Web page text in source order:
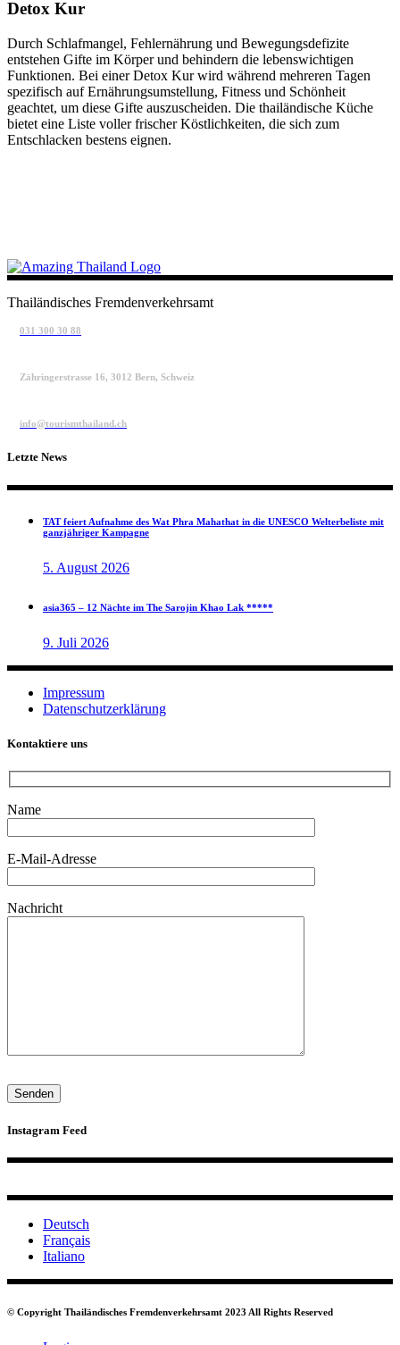
Detox Kur
Durch Schlafmangel, Fehlernährung und Bewegungsdefizite
entstehen Gifte im Körper und behindern die lebenswichtigen
Funktionen. Bei einer Detox Kur wird während mehreren Tagen
spezifisch auf Ernährungsumstellung, Fitness und Schönheit
geachtet, um diese Gifte auszuscheiden. Die thailändische Küche
bietet eine Liste voller frischer Köstlichkeiten, die sich zum
Entschlacken bestens eignen.
Thailändisches Fremdenverkehrsamt
031 300 30 88
Zähringerstrasse 16, 3012 Bern, Schweiz
info@tourismthailand.ch
Letzte News
TAT feiert Aufnahme des Wat Phra Mahathat in die UNESCO Welterbeliste mit
ganzjähriger Kampagne
5. August 2026
asia365 – 12 Nächte im The Sarojin Khao Lak *****
9. Juli 2026
Impressum
Datenschutzerklärung
Kontaktiere uns
Name
E-Mail-Adresse
Nachricht
Instagram Feed
Deutsch
Français
Italiano
© Copyright Thailändisches Fremdenverkehrsamt 2023 All Rights Reserved